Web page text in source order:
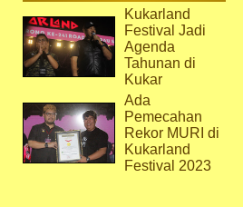
Kukarland
Festival Jadi
Agenda
Tahunan di
Kukar
Ada
Pemecahan
Rekor MURI di
Kukarland
Festival 2023